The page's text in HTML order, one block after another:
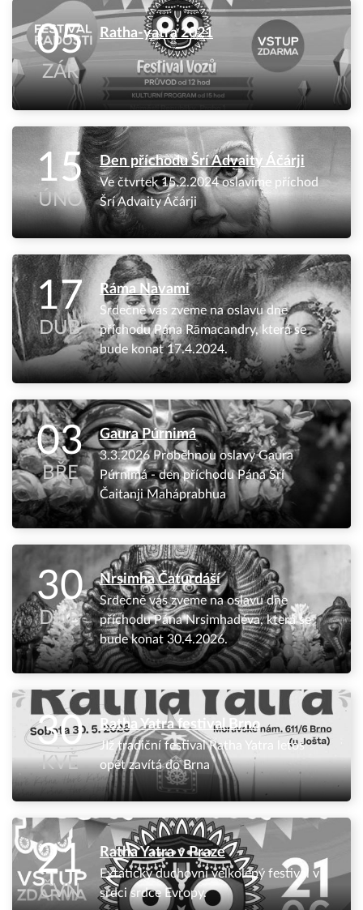
05
ZÁŘ
Ratha-yatra 2021
15
ÚNO
Den příchodu Šrí Advaity Áčárji
Ve čtvrtek 15.2.2024 oslavíme příchod
Šrí Advaity Áčárji
17
DUB
Ráma Navami
Srdečně vás zveme na oslavu dne
příchodu Pána Rāmacandry, která se
bude konat 17.4.2024.
03
BŘE
Gaura Púrnimá
3.3.2026 Proběhnou oslavy Gaura
Púrnimá - den příchodu Pána Šrí
Čaitanji Maháprabhua
30
DUB
Nrsimha Čaturdáší
Srdečně vás zveme na oslavu dne
příchodu Pána Nrsimhadéva, která se
bude konat 30.4.2026.
30
KVĚ
Ratha Yatra festival Brno
JIž tradiční festival Ratha Yatra letos
opět zavítá do Brna
21
ČVN
Ratha Yatra v Praze
Extatický duchovní velkolepý festival v
srdci srdce Evropy.